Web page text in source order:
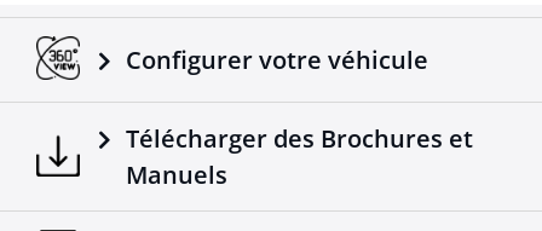
Configurer votre véhicule
Télécharger des Brochures et
Manuels